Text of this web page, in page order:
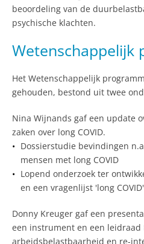
beoordeling van de
psychische klachten.
Wetenschappelijk
Het Wetenschappelijk
gehouden, bestond uit twee
Nina Wijnands gaf een update
zaken over long COVID.
Dossierstudie bevindingen
mensen met long COVID
Lopend onderzoek ter
en een vragenlijst 'long
Donny Kreuger gaf een
een instrument en een leidraad
arbeidsbelastbaarheid en re-